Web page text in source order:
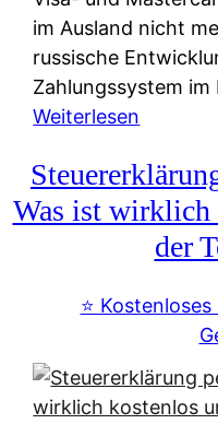
a
t
i
v
e
&
f
r
e
u
s
im Ausland nicht
russische
Zahlungssystem im
Weiterlesen
a
h
g
s
y
Was ist wirklich
der
⭐️